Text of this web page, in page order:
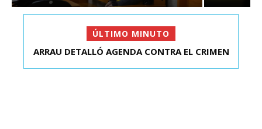
ÚLTIMO MINUTO
ARRAU DETALLÓ AGENDA CONTRA EL CRIMEN